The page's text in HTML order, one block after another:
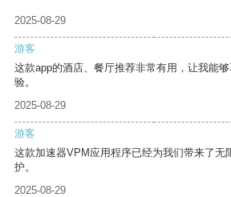
2025-08-29
游客
这款app的酒店、餐厅推荐非常有用，让我能
验。
2025-08-29
游客
这款加速器VPM应用程序已经为我们带来了无
护。
2025-08-29